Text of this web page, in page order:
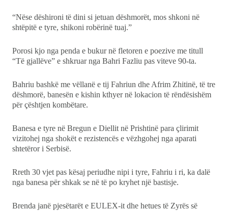
“Nëse dëshironi të dini si jetuan dëshmorët, mos shkoni në
shtëpitë e tyre, shikoni robërinë tuaj.”
Porosi kjo nga penda e bukur në fletoren e poezive me titull
“Të gjallëve” e shkruar nga Bahri Fazliu pas viteve 90-ta.
Bahriu bashkë me vëllanë e tij Fahriun dhe Afrim Zhitinë, të tre
dëshmorë, banesën e kishin kthyer në lokacion të rëndësishëm
për çështjen kombëtare.
Banesa e tyre në Bregun e Diellit në Prishtinë para çlirimit
vizitohej nga shokët e rezistencës e vëzhgohej nga aparati
shtetëror i Serbisë.
Rreth 30 vjet pas kësaj periudhe nipi i tyre, Fahriu i ri, ka dalë
nga banesa për shkak se në të po kryhet një bastisje.
Brenda janë pjesëtarët e EULEX-it dhe hetues të Zyrës së